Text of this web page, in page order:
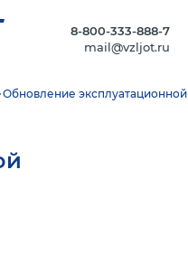
8-800-333-888-7
mail@vzljot.ru
Обновление